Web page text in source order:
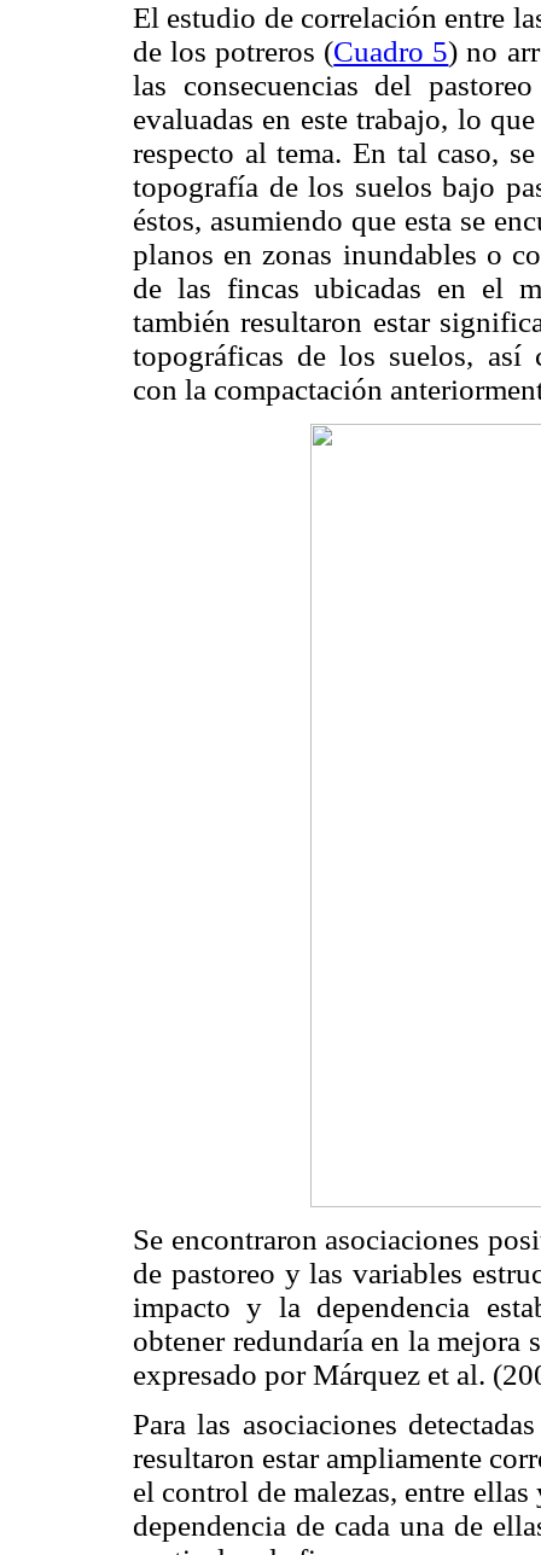
El estudio de correlación entre
de los potreros (Cuadro 5) no
las consecuencias del
evaluadas en este trabajo, lo
respecto al tema. En tal caso,
topografía de los suelos bajo
éstos, asumiendo que esta se
planos en zonas inundables o
de las fincas ubicadas en el
también resultaron estar
topográficas de los suelos, así
con la compactación
Se encontraron asociaciones
de pastoreo y las variables
impacto y la dependencia
obtener redundaría en la mejora
expresado por Márquez et al.
Para las asociaciones
resultaron estar ampliamente
el control de malezas, entre
dependencia de cada una de